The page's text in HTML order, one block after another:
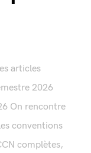
articles
2026
On rencontre
conventions
complètes,